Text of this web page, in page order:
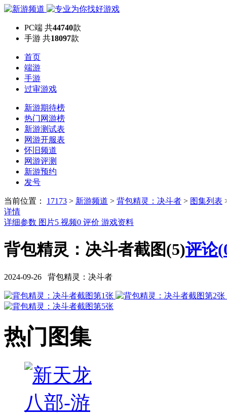
PC端 共44740款
手游 共18097款
首页
端游
手游
过审游戏
新游期待榜
热门网游榜
新游测试表
网游开服表
怀旧频道
网游评测
新游预约
发号
当前位置： 17173 > 新游频道 > 背包精灵：决斗者 > 图集列表
详情
详细参数 图片5 视频0 评价 游戏资料
背包精灵：决斗者截图(5)评论(
2024-09-26 背包精灵：决斗者
热门图集